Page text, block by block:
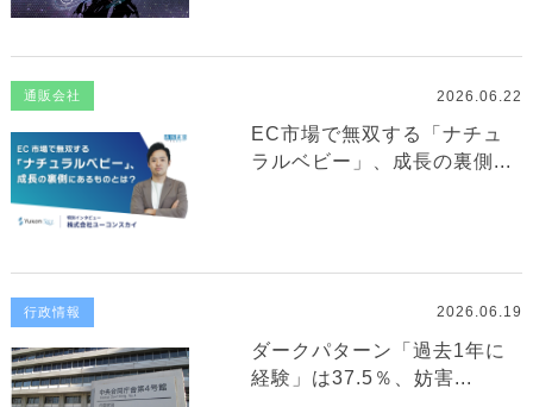
通販会社 2026.06.22
EC市場で無双する「ナチュ
ラルベビー」、成長の裏側...
行政情報 2026.06.19
ダークパターン「過去1年に
経験」は37.5％、妨害...